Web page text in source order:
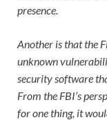
presence.
Another is that the
unknown
security software
From the FBI’s
for one thing, it